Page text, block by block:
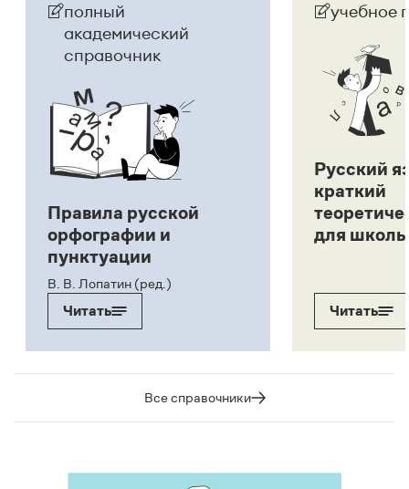
полный
академический
справочник
Правила русской
орфографии и
пунктуации
В. В. Лопатин (ред.)
Читать
учебное
Русский
краткий
для
Читать
Все справочники